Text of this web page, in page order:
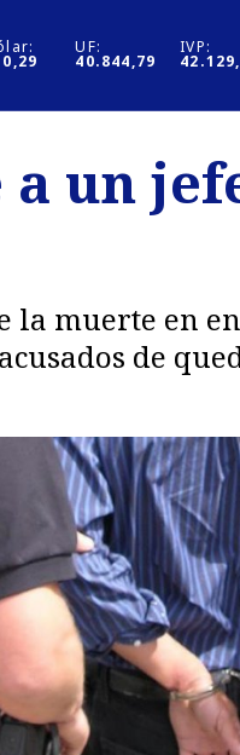
UF:
40.844,79
IVP:
un
la muerte en
de